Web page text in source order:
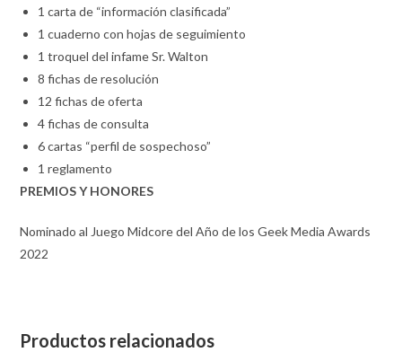
1 carta de “información clasificada”
1 cuaderno con hojas de seguimiento
1 troquel del infame Sr. Walton
8 fichas de resolución
12 fichas de oferta
4 fichas de consulta
6 cartas “perfil de sospechoso”
1 reglamento
PREMIOS Y HONORES
Nominado al Juego Midcore del Año de los Geek Media Awards
2022
Productos relacionados